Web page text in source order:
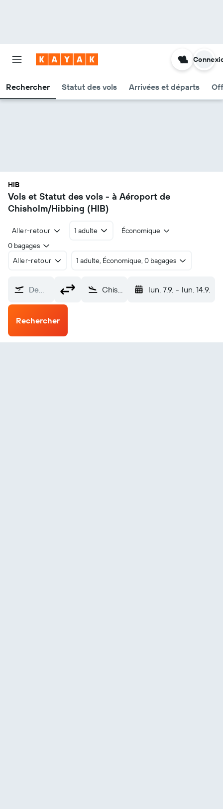
Rechercher Statut des vols Arrivées et départs
HIB
Vols et Statut des vols - à Aéroport de
Chisholm/Hibbing (HIB)
Aller-retour 1 adulte
Économique
0 bagages
Aller-retour
1 adulte, Économique, 0 bagages
De… Chisholm/Hibbing (HIB) lun. 7.9. - lun. 14.9.
Rechercher